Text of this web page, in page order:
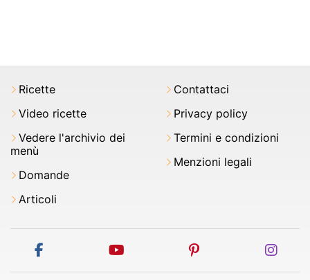
Ricette
Video ricette
Vedere l'archivio dei
menù
Domande
Articoli
Contattaci
Privacy policy
Termini e condizioni
Menzioni legali
facebook youtube pinterest